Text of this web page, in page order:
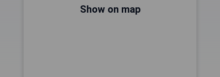
Show on map